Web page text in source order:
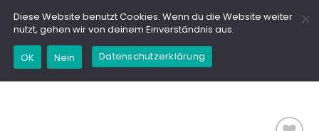
Inhalt
springen
Kaufe dieses Produkt und erhalte 1,95
Diese Website benutzt Cookies. Wenn du die Website weiter
nutzt, gehen wir von deinem Einverständnis aus.
OK Nein Datenschutzerklärung